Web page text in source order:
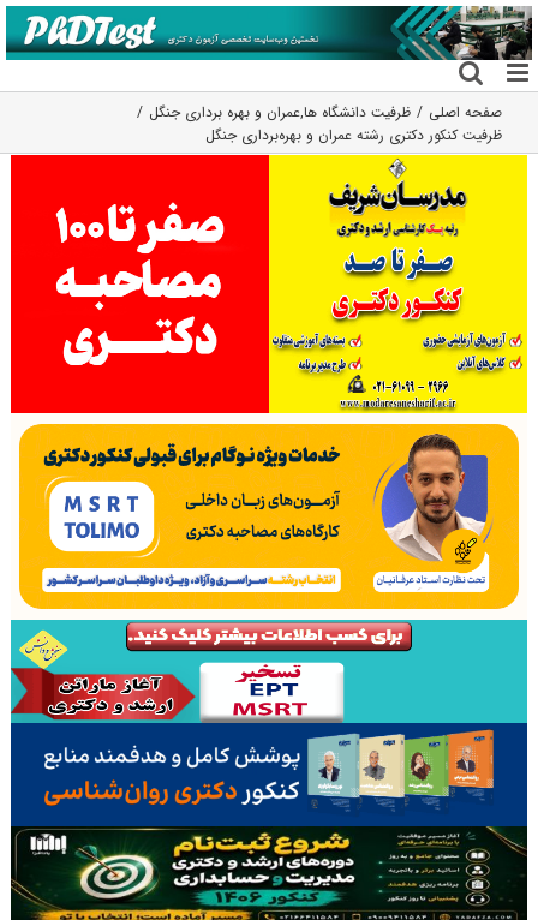
رفتن
به
محتوا
صفحه اصلی ظرفیت دانشگاه ها,عمران و بهره برداری جنگل
ظرفیت کنکور دکتری رشته ﻋﻤﺮان و ﺑﻬﺮهﺑﺮداری ﺟﻨﮕﻞ